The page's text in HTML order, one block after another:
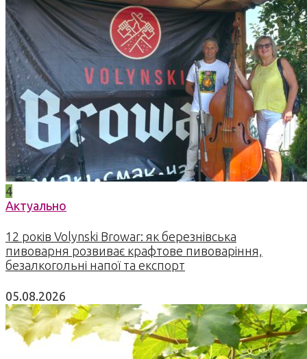
4
Актуально
12 років Volynski Browar: як березнівська
пивоварня розвиває крафтове пивоваріння,
безалкогольні напої та експорт
05.08.2026